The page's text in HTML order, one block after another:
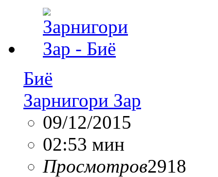
Биё
Зарнигори Зар
09/12/2015
02:53 мин
Просмотров2918